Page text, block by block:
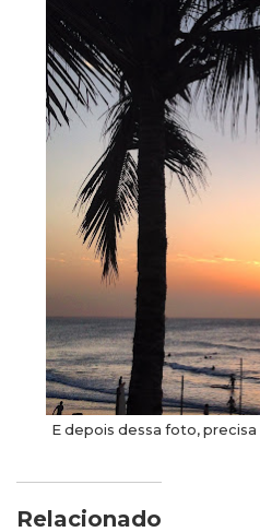
E depois dessa foto,
Relacionado